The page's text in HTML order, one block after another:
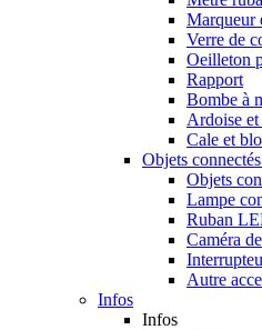
Marqueur
Verre de
Oeilleton
Rapport
Bombe à
Ardoise
Cale et
Objets connectés
Objets
Lampe
Ruban
Caméra
Autre
Infos
Infos